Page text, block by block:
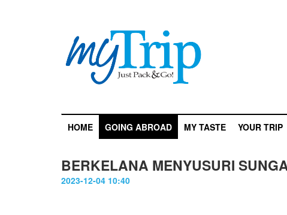
HOME GOING ABROAD MY TASTE YOUR TRIP
BERKELANA MENYUSURI
2023-12-04 10:40